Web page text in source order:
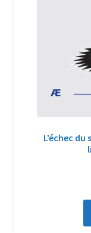
Suivi de la
L’échec